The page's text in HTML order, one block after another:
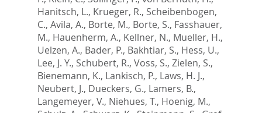
Hanitsch, L., Krueger, R., Scheibenbogen,
C., Avila, A., Borte, M., Borte, S., Fasshauer,
M., Hauenherm, A., Kellner, N., Mueller, H.,
Uelzen, A., Bader, P., Bakhtiar, S., Hess, U.,
Lee, J. Y., Schubert, R., Voss, S., Zielen, S.,
Bienemann, K., Lankisch, P., Laws, H. J.,
Neubert, J., Dueckers, G., Lamers, B.,
Langemeyer, V., Niehues, T., Hoenig, M.,